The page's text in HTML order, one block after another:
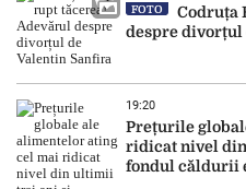
FOTO
Codruța
despre divorțul
19:20
Prețurile
ridicat nivel
fondul căldurii